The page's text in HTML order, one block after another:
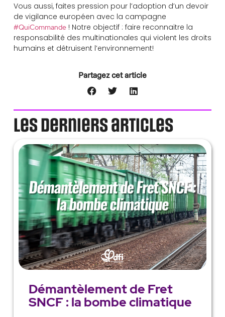
Vous aussi, faites pression pour l’adoption d’un devoir
de vigilance européen avec la campagne
#QuiCommande! Notre objectif : faire reconnaitre la
responsabilité des multinationales qui violent les droits
humains et détruisent l’environnement!
Partagez cet article
Les derniers articles
Démantèlement de Fret
SNCF : la bombe climatique